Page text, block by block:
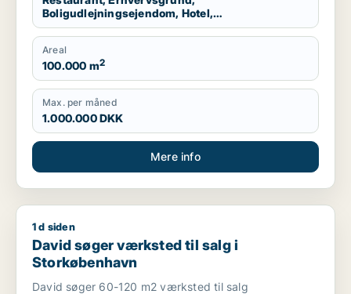
Boligudlejningsejendom, Hotel,
Produktionslokaler, Garage
Areal
100.000 m2
Max. per måned
1.000.000 DKK
Mere info
David søger værksted til salg i Storkøbenhavn
1 d siden
David søger værksted til salg i
Storkøbenhavn
David søger 60-120 m2 værksted til salg